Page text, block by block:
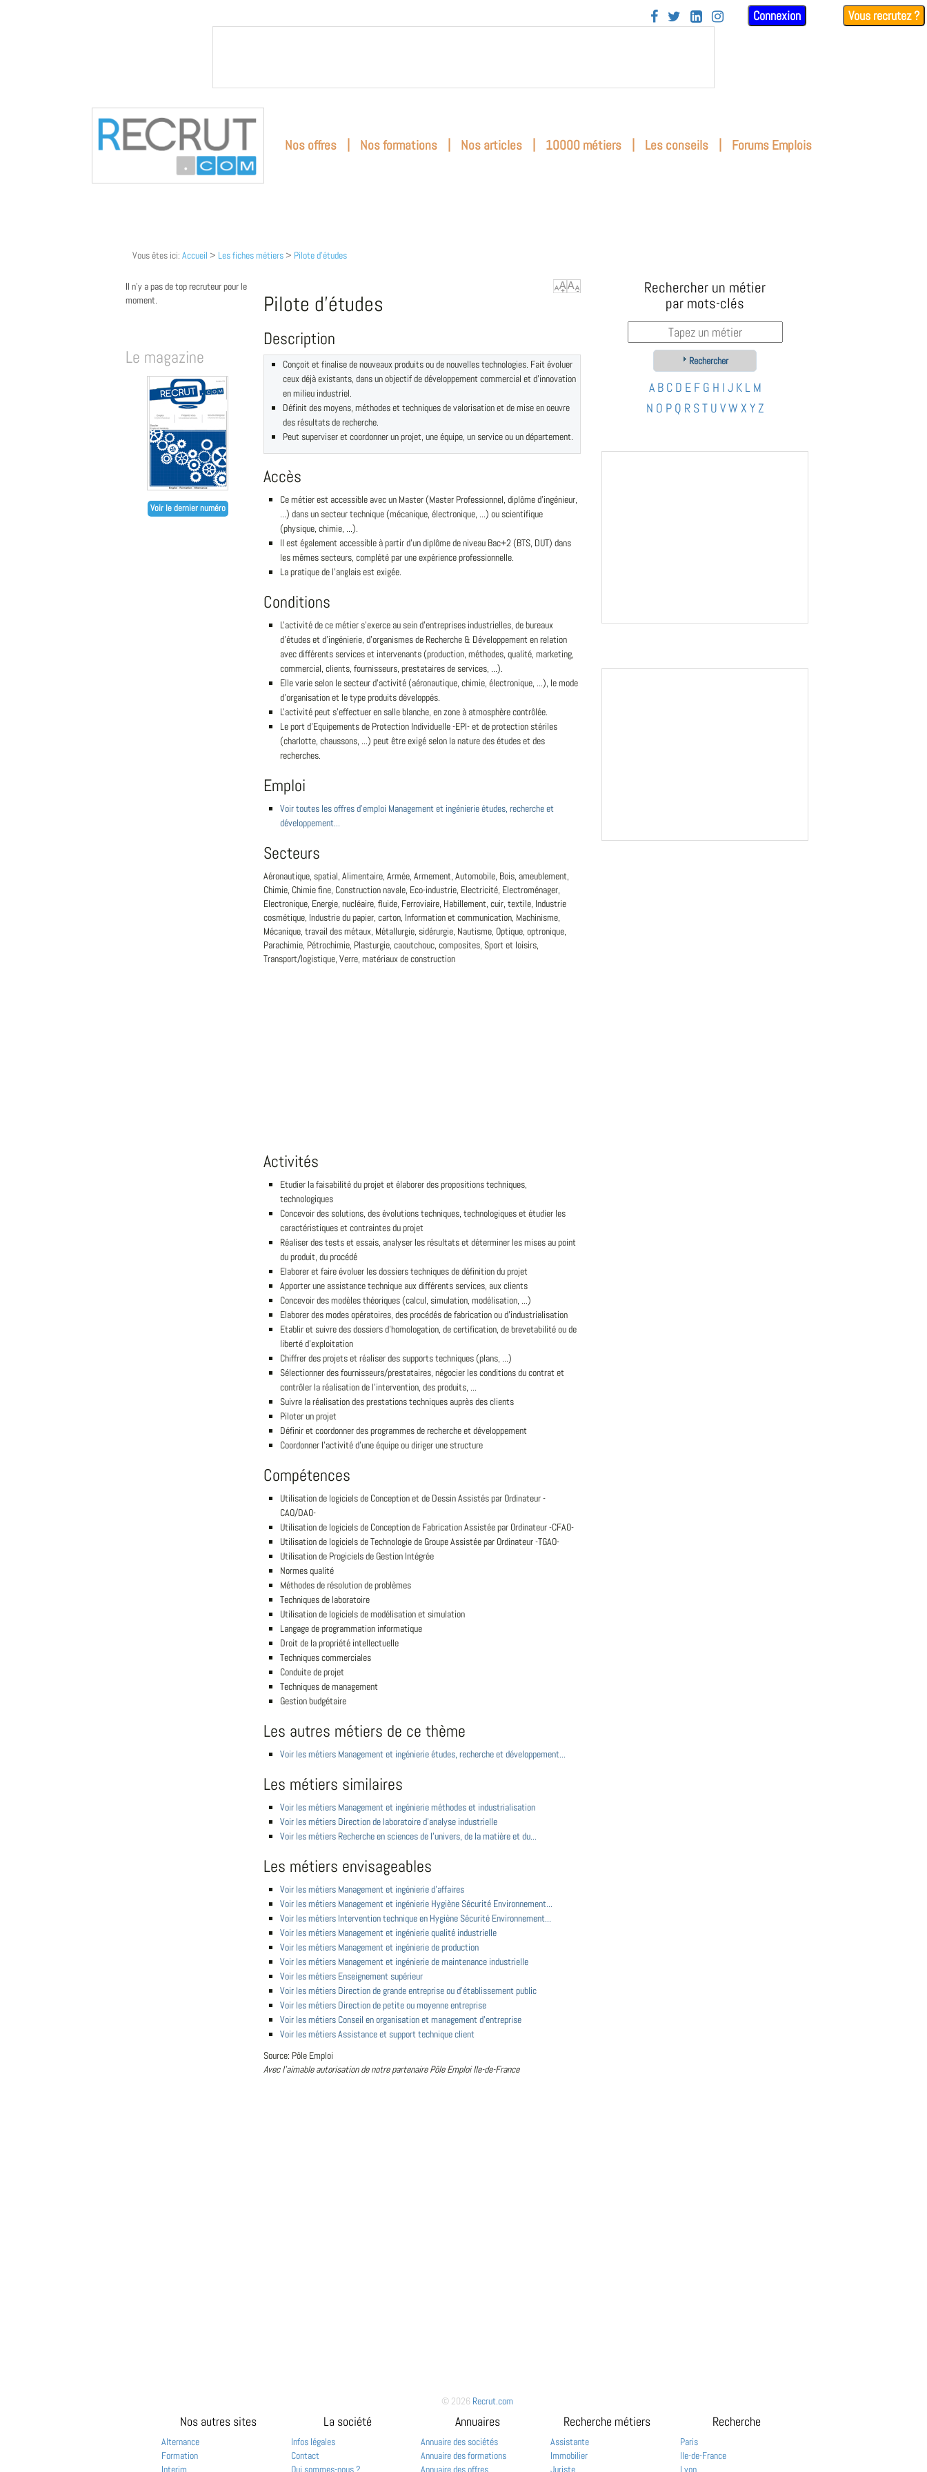
    Connexion Vous recrutez ?
Nos offres | Nos formations | Nos articles | 10000 métiers | Les conseils | Forums Emplois
Vous êtes ici: Accueil > Les fiches métiers > Pilote d'études
Il n'y a pas de top recruteur pour le
moment.
Le magazine
Voir le dernier numéro
Pilote d'études
Description
Conçoit et finalise de nouveaux produits ou de nouvelles technologies. Fait évoluer
ceux déjà existants, dans un objectif de développement commercial et d'innovation
en milieu industriel.
Définit des moyens, méthodes et techniques de valorisation et de mise en oeuvre
des résultats de recherche.
Peut superviser et coordonner un projet, une équipe, un service ou un département.
Accès
Ce métier est accessible avec un Master (Master Professionnel, diplôme d'ingénieur,
...) dans un secteur technique (mécanique, électronique, ...) ou scientifique
(physique, chimie, ...).
Il est également accessible à partir d'un diplôme de niveau Bac+2 (BTS, DUT) dans
les mêmes secteurs, complété par une expérience professionnelle.
La pratique de l'anglais est exigée.
Conditions
L'activité de ce métier s'exerce au sein d'entreprises industrielles, de bureaux
d'études et d'ingénierie, d'organismes de Recherche & Développement en relation
avec différents services et intervenants (production, méthodes, qualité, marketing,
commercial, clients, fournisseurs, prestataires de services, ...).
Elle varie selon le secteur d'activité (aéronautique, chimie, électronique, ...), le mode
d'organisation et le type produits développés.
L'activité peut s'effectuer en salle blanche, en zone à atmosphère contrôlée.
Le port d'Equipements de Protection Individuelle -EPI- et de protection stériles
(charlotte, chaussons, ...) peut être exigé selon la nature des études et des
recherches.
Emploi
Voir toutes les offres d'emploi Management et ingénierie études, recherche et
développement...
Secteurs
Aéronautique, spatial, Alimentaire, Armée, Armement, Automobile, Bois, ameublement,
Chimie, Chimie fine, Construction navale, Eco-industrie, Electricité, Electroménager,
Electronique, Energie, nucléaire, fluide, Ferroviaire, Habillement, cuir, textile, Industrie
cosmétique, Industrie du papier, carton, Information et communication, Machinisme,
Mécanique, travail des métaux, Métallurgie, sidérurgie, Nautisme, Optique, optronique,
Parachimie, Pétrochimie, Plasturgie, caoutchouc, composites, Sport et loisirs,
Transport/logistique, Verre, matériaux de construction
Activités
Etudier la faisabilité du projet et élaborer des propositions techniques,
technologiques
Concevoir des solutions, des évolutions techniques, technologiques et étudier les
caractéristiques et contraintes du projet
Réaliser des tests et essais, analyser les résultats et déterminer les mises au point
du produit, du procédé
Elaborer et faire évoluer les dossiers techniques de définition du projet
Apporter une assistance technique aux différents services, aux clients
Concevoir des modèles théoriques (calcul, simulation, modélisation, ...)
Elaborer des modes opératoires, des procédés de fabrication ou d'industrialisation
Etablir et suivre des dossiers d'homologation, de certification, de brevetabilité ou de
liberté d'exploitation
Chiffrer des projets et réaliser des supports techniques (plans, ...)
Sélectionner des fournisseurs/prestataires, négocier les conditions du contrat et
contrôler la réalisation de l'intervention, des produits, ...
Suivre la réalisation des prestations techniques auprès des clients
Piloter un projet
Définir et coordonner des programmes de recherche et développement
Coordonner l'activité d'une équipe ou diriger une structure
Compétences
Utilisation de logiciels de Conception et de Dessin Assistés par Ordinateur -
CAO/DAO-
Utilisation de logiciels de Conception de Fabrication Assistée par Ordinateur -CFAO-
Utilisation de logiciels de Technologie de Groupe Assistée par Ordinateur -TGAO-
Utilisation de Progiciels de Gestion Intégrée
Normes qualité
Méthodes de résolution de problèmes
Techniques de laboratoire
Utilisation de logiciels de modélisation et simulation
Langage de programmation informatique
Droit de la propriété intellectuelle
Techniques commerciales
Conduite de projet
Techniques de management
Gestion budgétaire
Les autres métiers de ce thème
Voir les métiers Management et ingénierie études, recherche et développement...
Les métiers similaires
Voir les métiers Management et ingénierie méthodes et industrialisation
Voir les métiers Direction de laboratoire d'analyse industrielle
Voir les métiers Recherche en sciences de l'univers, de la matière et du...
Les métiers envisageables
Voir les métiers Management et ingénierie d'affaires
Voir les métiers Management et ingénierie Hygiène Sécurité Environnement...
Voir les métiers Intervention technique en Hygiène Sécurité Environnement...
Voir les métiers Management et ingénierie qualité industrielle
Voir les métiers Management et ingénierie de production
Voir les métiers Management et ingénierie de maintenance industrielle
Voir les métiers Enseignement supérieur
Voir les métiers Direction de grande entreprise ou d'établissement public
Voir les métiers Direction de petite ou moyenne entreprise
Voir les métiers Conseil en organisation et management d'entreprise
Voir les métiers Assistance et support technique client
Source: Pôle Emploi
Avec l'aimable autorisation de notre partenaire Pôle Emploi Ile-de-France
Rechercher un métier
par mots-clés
Rechercher
A B C D E F G H I J K L M
N O P Q R ST U VW X YZ
© 2026 Recrut.com
Nos autres sites
Alternance
Formation
Interim
La société
Infos légales
Contact
Qui sommes-nous ?
Annuaires
Annuaire des sociétés
Annuaire des formations
Annuaire des offres
Recherche métiers
Assistante
Immobilier
Juriste
Recherche
Paris
Ile-de-France
Lyon